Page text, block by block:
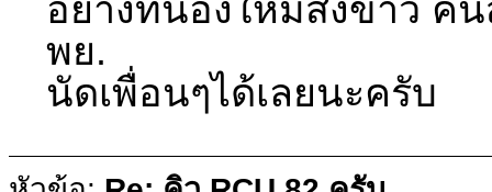
อย่างที่น้องใหม่ส่งข่าว คื
พย.
นัดเพื่อนๆได้เลยนะครับ